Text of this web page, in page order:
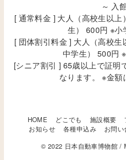
～ 入
[ 通常料金 ] 大人（高校生以
生） 600円 ※小
[ 団体割引料金 ] 大人（高校
中学生） 500円
[シニア割引 ] 65歳以上で証明
なります。 ※金額
HOME どこでも 施設概要
お知らせ
各種申込み お問
© 2022 日本自動車博物館 /